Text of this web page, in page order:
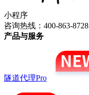
小程序
咨询热线：400-863-8728
产品与服务
隧道代理Pro